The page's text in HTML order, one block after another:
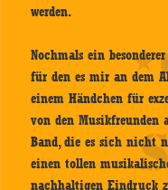
werden.
Nochmals ein
für den es mir an dem
einem Händchen für
von den Musikfreunden
Band, die es sich nicht
einen tollen
nachhaltigen Eindruck